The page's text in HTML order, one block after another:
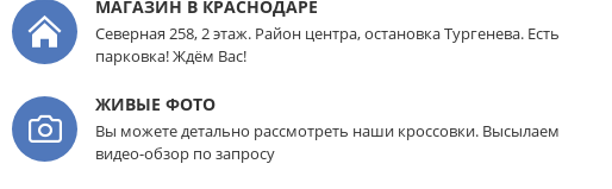
МАГАЗИН В КРАСНОДАРЕ
Северная 258, 2 этаж. Район центра, остановка Тургенева. Есть
парковка! Ждём Вас!
ЖИВЫЕ ФОТО
Вы можете детально рассмотреть наши кроссовки. Высылаем
видео-обзор по запросу